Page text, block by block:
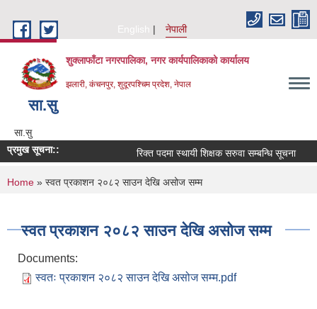
English
नेपाली
शुक्लाफाँटा नगरपालिका, नगर कार्यपालिकाको कार्यालय
झलारी, कंचनपुर, शुदूरपश्चिम प्रदेश, नेपाल
सा‍.सु
सा‍.सु
प्रमुख सूचना::
रिक्त पदमा स्थायी शिक्षक सरुवा सम्बन्धि सूचना
You are here
Home » स्वत प्रकाशन २०८२ साउन देखि असोज सम्म
स्वत प्रकाशन २०८२ साउन देखि असोज सम्म
Documents:
स्वतः प्रकाशन २०८२ साउन देखि असोज सम्म.pdf